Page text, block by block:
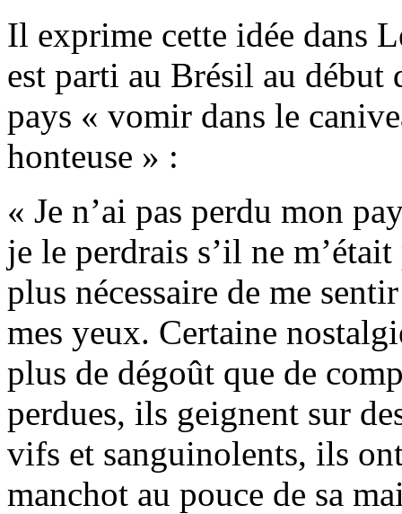
Il exprime cette idée dans
est parti au Brésil au début
pays « vomir dans le
honteuse » :
« Je n’ai pas perdu mon
je le perdrais s’il ne
plus nécessaire de me
mes yeux. Certaine
plus de dégoût que de
perdues, ils geignent sur
vifs et sanguinolents, ils
manchot au pouce de sa